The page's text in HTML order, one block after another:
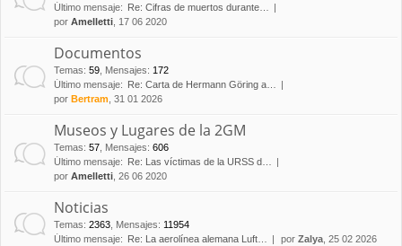
Último mensaje:
Re: Cifras de muertos durante…
por Amelletti , 17 06 2020
Documentos
Temas: 59 Mensajes: 172
Último mensaje:
Re: Carta de Hermann Göring a…
por Bertram , 31 01 2026
Museos y Lugares de la 2GM
Temas: 57 Mensajes: 606
Último mensaje:
Re: Las víctimas de la URSS d…
por Amelletti , 26 06 2020
Noticias
Temas: 2363 Mensajes: 11954
Último mensaje:
Re: La aerolínea alemana Luft… por Zalya , 25 02 2026